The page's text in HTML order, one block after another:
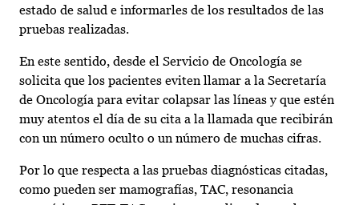
estado de salud e informarles de los resultados de las
pruebas realizadas.
En este sentido, desde el Servicio de Oncología se
solicita que los pacientes eviten llamar a la Secretaría
de Oncología para evitar colapsar las líneas y que estén
muy atentos el día de su cita a la llamada que recibirán
con un número oculto o un número de muchas cifras.
Por lo que respecta a las pruebas diagnósticas citadas,
como pueden ser mamografías, TAC, resonancia